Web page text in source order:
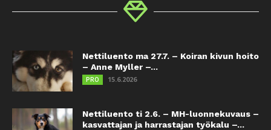
Nettiluento ma 27.7. – Koiran kivun hoito
– Anne Myller –...
PRO 15.6.2026
Nettiluento ti 2.6. – MH-luonnekuvaus –
kasvattajan ja harrastajan työkalu –...